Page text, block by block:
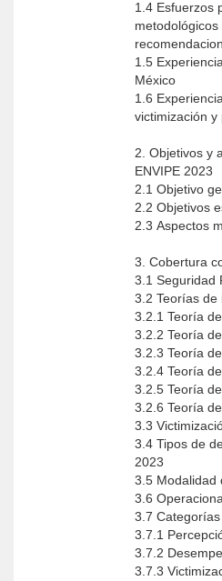
1.4 Esfuerzos
1.5
México
1.6
victimización
2. Objetivos y
ENVIPE 2023
2.1 Objetivo
2.2 Objetivos
2.3 Aspectos
3. Cobertura
3.1 Seguridad
3.2 Teorías de
3.2.1 Teoría
3.2.2 Teoría
3.2.3 Teoría
3.2.4 Teoría
3.2.5 Teoría
3.2.6 Teoría
3.3
3.4 Tipos de
2023
3.5 Modalidad
3.6
3.7
3.7.1
3.7.2
3.7.3